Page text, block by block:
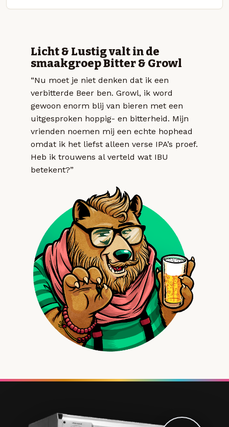
Licht & Lustig valt in de
smaakgroep Bitter & Growl
“Nu moet je niet denken dat ik een
verbitterde Beer ben. Growl, ik word
gewoon enorm blij van bieren met een
uitgesproken hoppig- en bitterheid. Mijn
vrienden noemen mij een echte hophead
omdat ik het liefst alleen verse IPA’s proef.
Heb ik trouwens al verteld wat IBU
betekent?”